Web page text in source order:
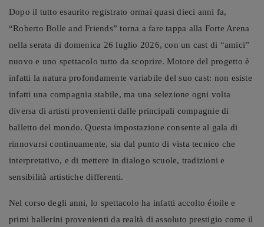
Dopo il tutto esaurito registrato ormai quasi dieci anni fa,
“Roberto Bolle and Friends” torna a fare tappa alla Forte Arena
nella serata di domenica 26 luglio 2026, con un cast di “amici”
nuovo e uno spettacolo tutto da scoprire. Motore del progetto è
infatti la natura profondamente variabile del suo cast: non esiste
infatti una compagnia stabile, ma una selezione ogni volta
diversa di artisti provenienti dalle principali compagnie di
balletto del mondo. Questa impostazione consente al gala di
rinnovarsi continuamente, sia dal punto di vista tecnico che
interpretativo, e di mettere in dialogo scuole, tradizioni e
sensibilità artistiche differenti.
Nel corso degli anni, lo spettacolo ha infatti accolto étoile e
primi ballerini provenienti da realtà di assoluto prestigio come il